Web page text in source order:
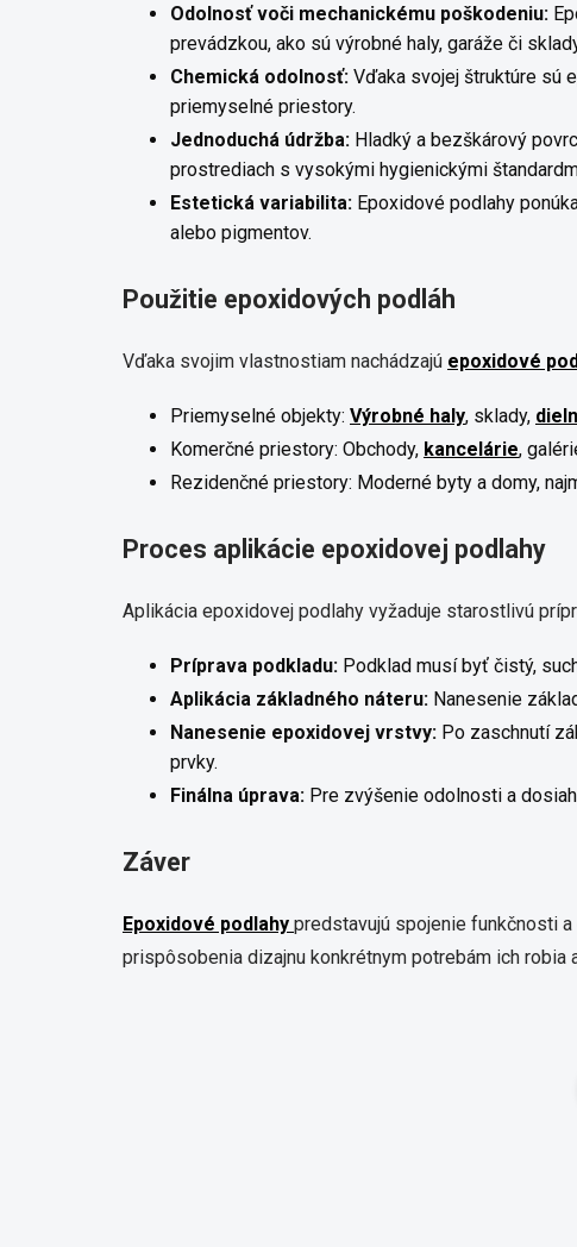
Odolnosť voči mechanickému poškodeniu:
prevádzkou, ako sú výrobné haly, garáže či
Chemická odolnosť: Vďaka svojej štruktúre sú
priemyselné priestory.
Jednoduchá údržba: Hladký a bezškárový
prostrediach s vysokými hygienickými
Estetická variabilita: Epoxidové podlahy
alebo pigmentov.
Použitie epoxidových podláh
Vďaka svojim vlastnostiam nachádzajú epoxidové
Priemyselné objekty: Výrobné haly, sklady,
Komerčné priestory: Obchody, kancelárie,
Rezidenčné priestory: Moderné byty a domy,
Proces aplikácie epoxidovej podlahy
Aplikácia epoxidovej podlahy vyžaduje starostlivú
Príprava podkladu: Podklad musí byť čistý,
Aplikácia základného náteru: Nanesenie
Nanesenie epoxidovej vrstvy: Po zaschnutí
prvky.
Finálna úprava: Pre zvýšenie odolnosti a
Záver
Epoxidové podlahy predstavujú spojenie funkčnosti
prispôsobenia dizajnu konkrétnym potrebám ich